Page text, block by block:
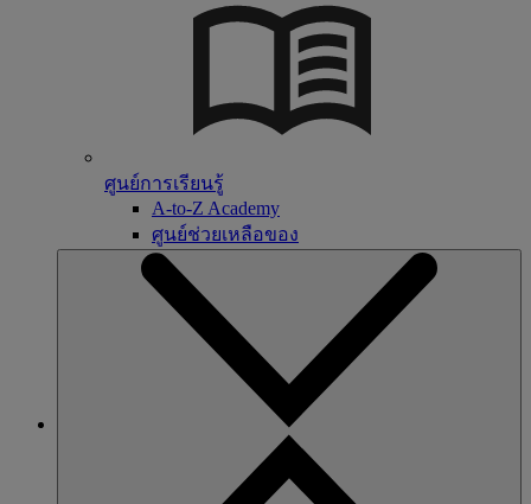
ศูนย์การเรียนรู้
A-to-Z Academy
ศูนย์ช่วยเหลือของ